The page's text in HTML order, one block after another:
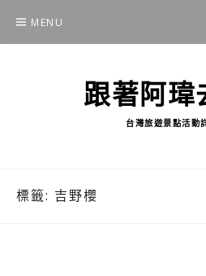
content
MENU
跟著阿瑋
台灣旅遊景點活動
標籤: 吉野櫻